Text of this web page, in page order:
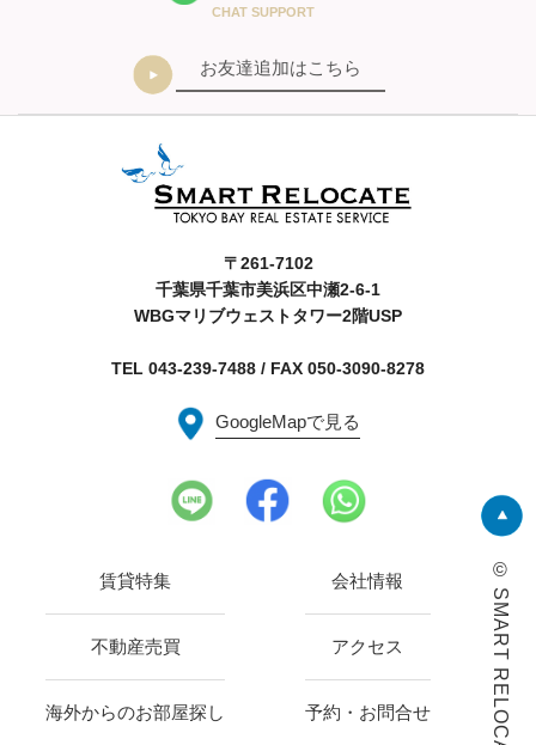
CHAT SUPPORT
お友達追加はこちら
〒261-7102
千葉県千葉市美浜区中瀬2-6-1
WBGマリブウェストタワー2階USP
TEL 043-239-7488 / FAX 050-3090-8278
GoogleMapで見る
賃貸特集
不動産売買
海外からのお部屋探し
会社情報
アクセス
予約・お問合せ